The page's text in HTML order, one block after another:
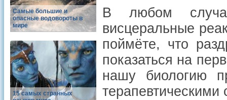
Самые большие и
опасные водовороты в
мире
15 самых странных
В любом
висцеральные
поймёте, что
показаться на
нашу биологию
терапевтическими